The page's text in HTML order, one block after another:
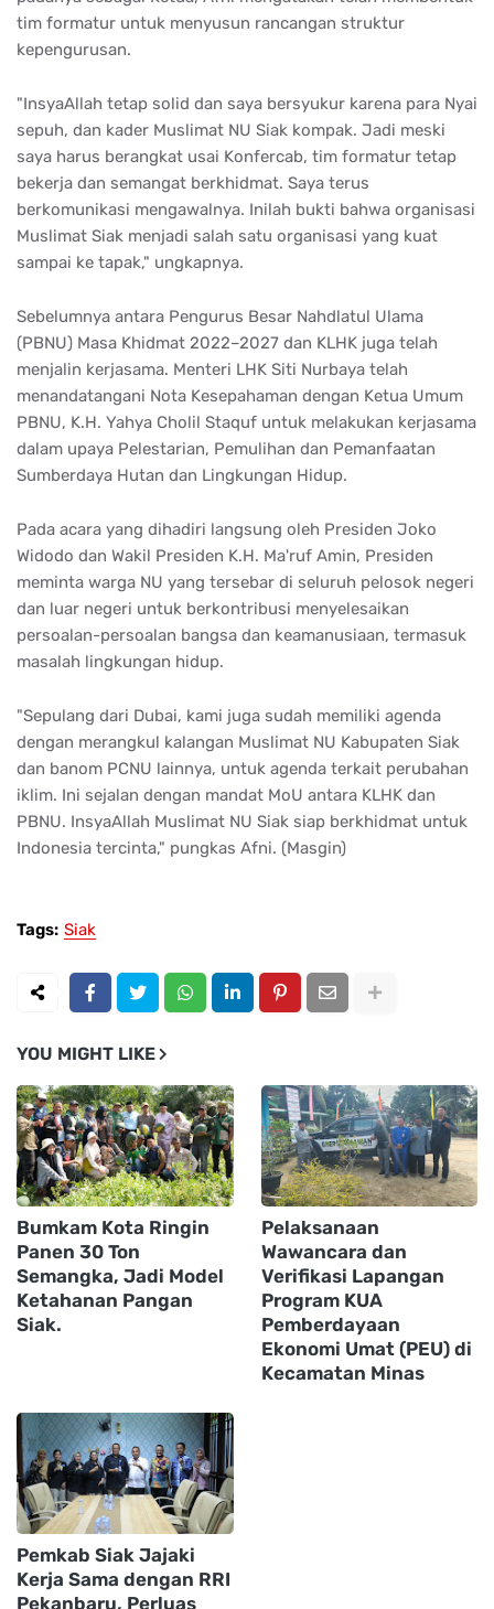
tim formatur untuk menyusun rancangan struktur
kepengurusan.
"InsyaAllah tetap solid dan saya bersyukur karena para Nyai
sepuh, dan kader Muslimat NU Siak kompak. Jadi meski
saya harus berangkat usai Konfercab, tim formatur tetap
bekerja dan semangat berkhidmat. Saya terus
berkomunikasi mengawalnya. Inilah bukti bahwa organisasi
Muslimat Siak menjadi salah satu organisasi yang kuat
sampai ke tapak," ungkapnya.
Sebelumnya antara Pengurus Besar Nahdlatul Ulama
(PBNU) Masa Khidmat 2022–2027 dan KLHK juga telah
menjalin kerjasama. Menteri LHK Siti Nurbaya telah
menandatangani Nota Kesepahaman dengan Ketua Umum
PBNU, K.H. Yahya Cholil Staquf untuk melakukan kerjasama
dalam upaya Pelestarian, Pemulihan dan Pemanfaatan
Sumberdaya Hutan dan Lingkungan Hidup.
Pada acara yang dihadiri langsung oleh Presiden Joko
Widodo dan Wakil Presiden K.H. Ma'ruf Amin, Presiden
meminta warga NU yang tersebar di seluruh pelosok negeri
dan luar negeri untuk berkontribusi menyelesaikan
persoalan-persoalan bangsa dan keamanusiaan, termasuk
masalah lingkungan hidup.
"Sepulang dari Dubai, kami juga sudah memiliki agenda
dengan merangkul kalangan Muslimat NU Kabupaten Siak
dan banom PCNU lainnya, untuk agenda terkait perubahan
iklim. Ini sejalan dengan mandat MoU antara KLHK dan
PBNU. InsyaAllah Muslimat NU Siak siap berkhidmat untuk
Indonesia tercinta," pungkas Afni. (Masgin)
Tags: Siak
YOU MIGHT LIKE
Bumkam Kota Ringin
Panen 30 Ton
Semangka, Jadi Model
Ketahanan Pangan
Siak.
Pelaksanaan
Wawancara dan
Verifikasi Lapangan
Program KUA
Pemberdayaan
Ekonomi Umat (PEU) di
Kecamatan Minas ‎
Pemkab Siak Jajaki
Kerja Sama dengan RRI
Pekanbaru, Perluas